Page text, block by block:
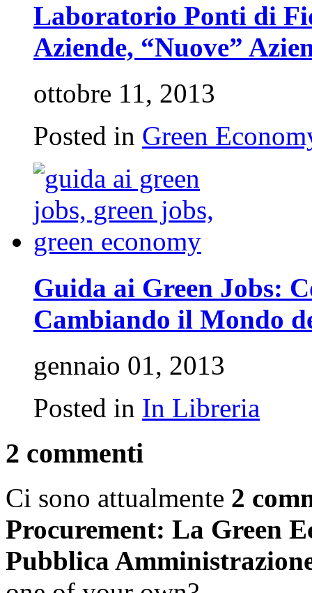
Laboratorio Ponti di
Aziende, “Nuove”
ottobre 11, 2013
Posted in Green
Guida ai Green Jobs:
Cambiando il Mondo
gennaio 01, 2013
Posted in In Libreria
2 commenti
Ci sono attualmente 2
Procurement: La Green
Pubblica